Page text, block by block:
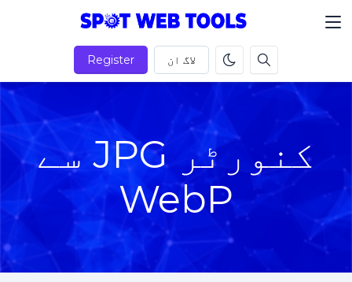
لاگ ان Register
کنورٹر JPG سے
WebP